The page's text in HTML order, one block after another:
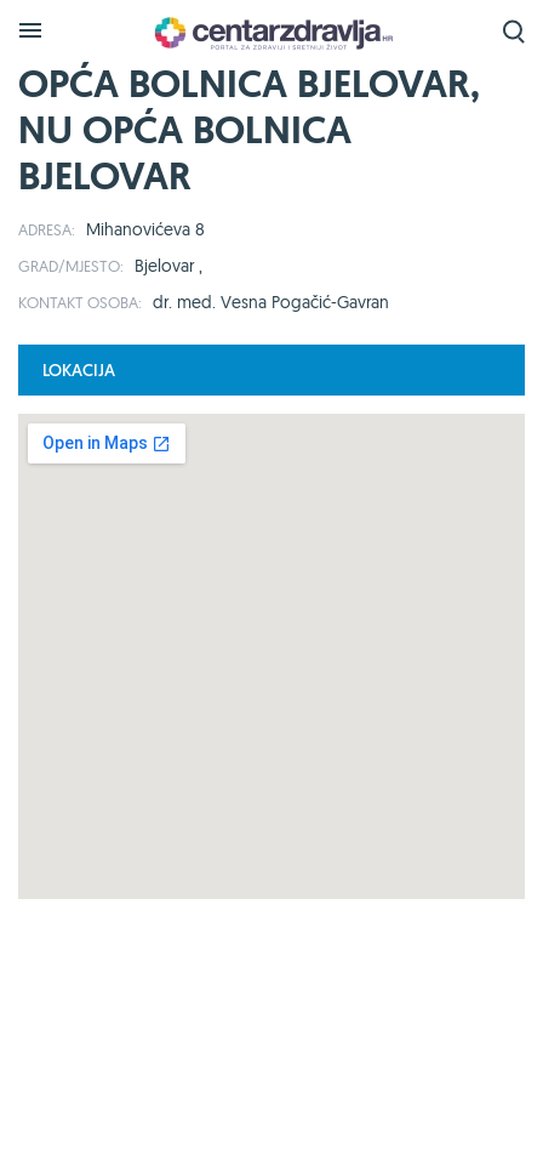
OPĆA BOLNICA BJELOVAR,
NU OPĆA BOLNICA
BJELOVAR
ADRESA: Mihanovićeva 8
GRAD/MJESTO: Bjelovar ,
KONTAKT OSOBA: dr. med. Vesna Pogačić-Gavran
LOKACIJA